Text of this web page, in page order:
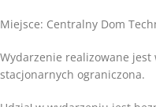
Miejsce: Centralny Dom
Wydarzenie realizowane
stacjonarnych ograniczona.